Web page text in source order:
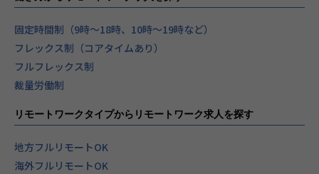
固定時間制（9時～18時、10時～19時など）
フレックス制（コアタイムあり）
フルフレックス制
裁量労働制
リモートワークタイプからリモートワーク求人を探す
地方フルリモートOK
海外フルリモートOK